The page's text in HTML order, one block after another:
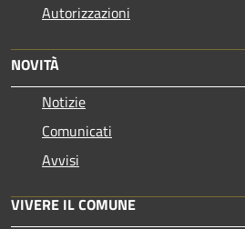
Autorizzazioni
NOVITÀ
Notizie
Comunicati
Avvisi
VIVERE IL COMUNE